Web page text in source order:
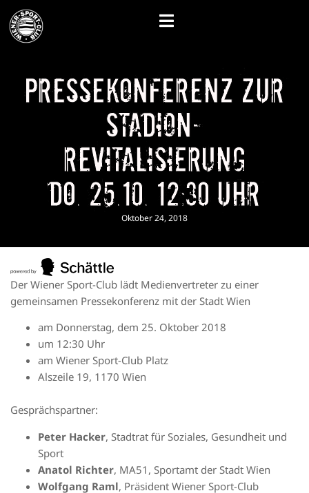
Pressekonferenz zur
Stadion-
Revitalisierung
Do. 25.10. 12:30 Uhr
Oktober 24, 2018
Der Wiener Sport-Club lädt Medienvertreter zu einer
gemeinsamen Pressekonferenz mit der Stadt Wien
am Donnerstag, dem 25. Oktober 2018
um 12:30 Uhr
am Wiener Sport-Club Platz
Alszeile 19, 1170 Wien
Gesprächspartner:
Peter Hacker, Stadtrat für Soziales, Gesundheit und
Sport
Anatol Richter, MA51, Sportamt der Stadt Wien
Wolfgang Raml, Präsident Wiener Sport-Club